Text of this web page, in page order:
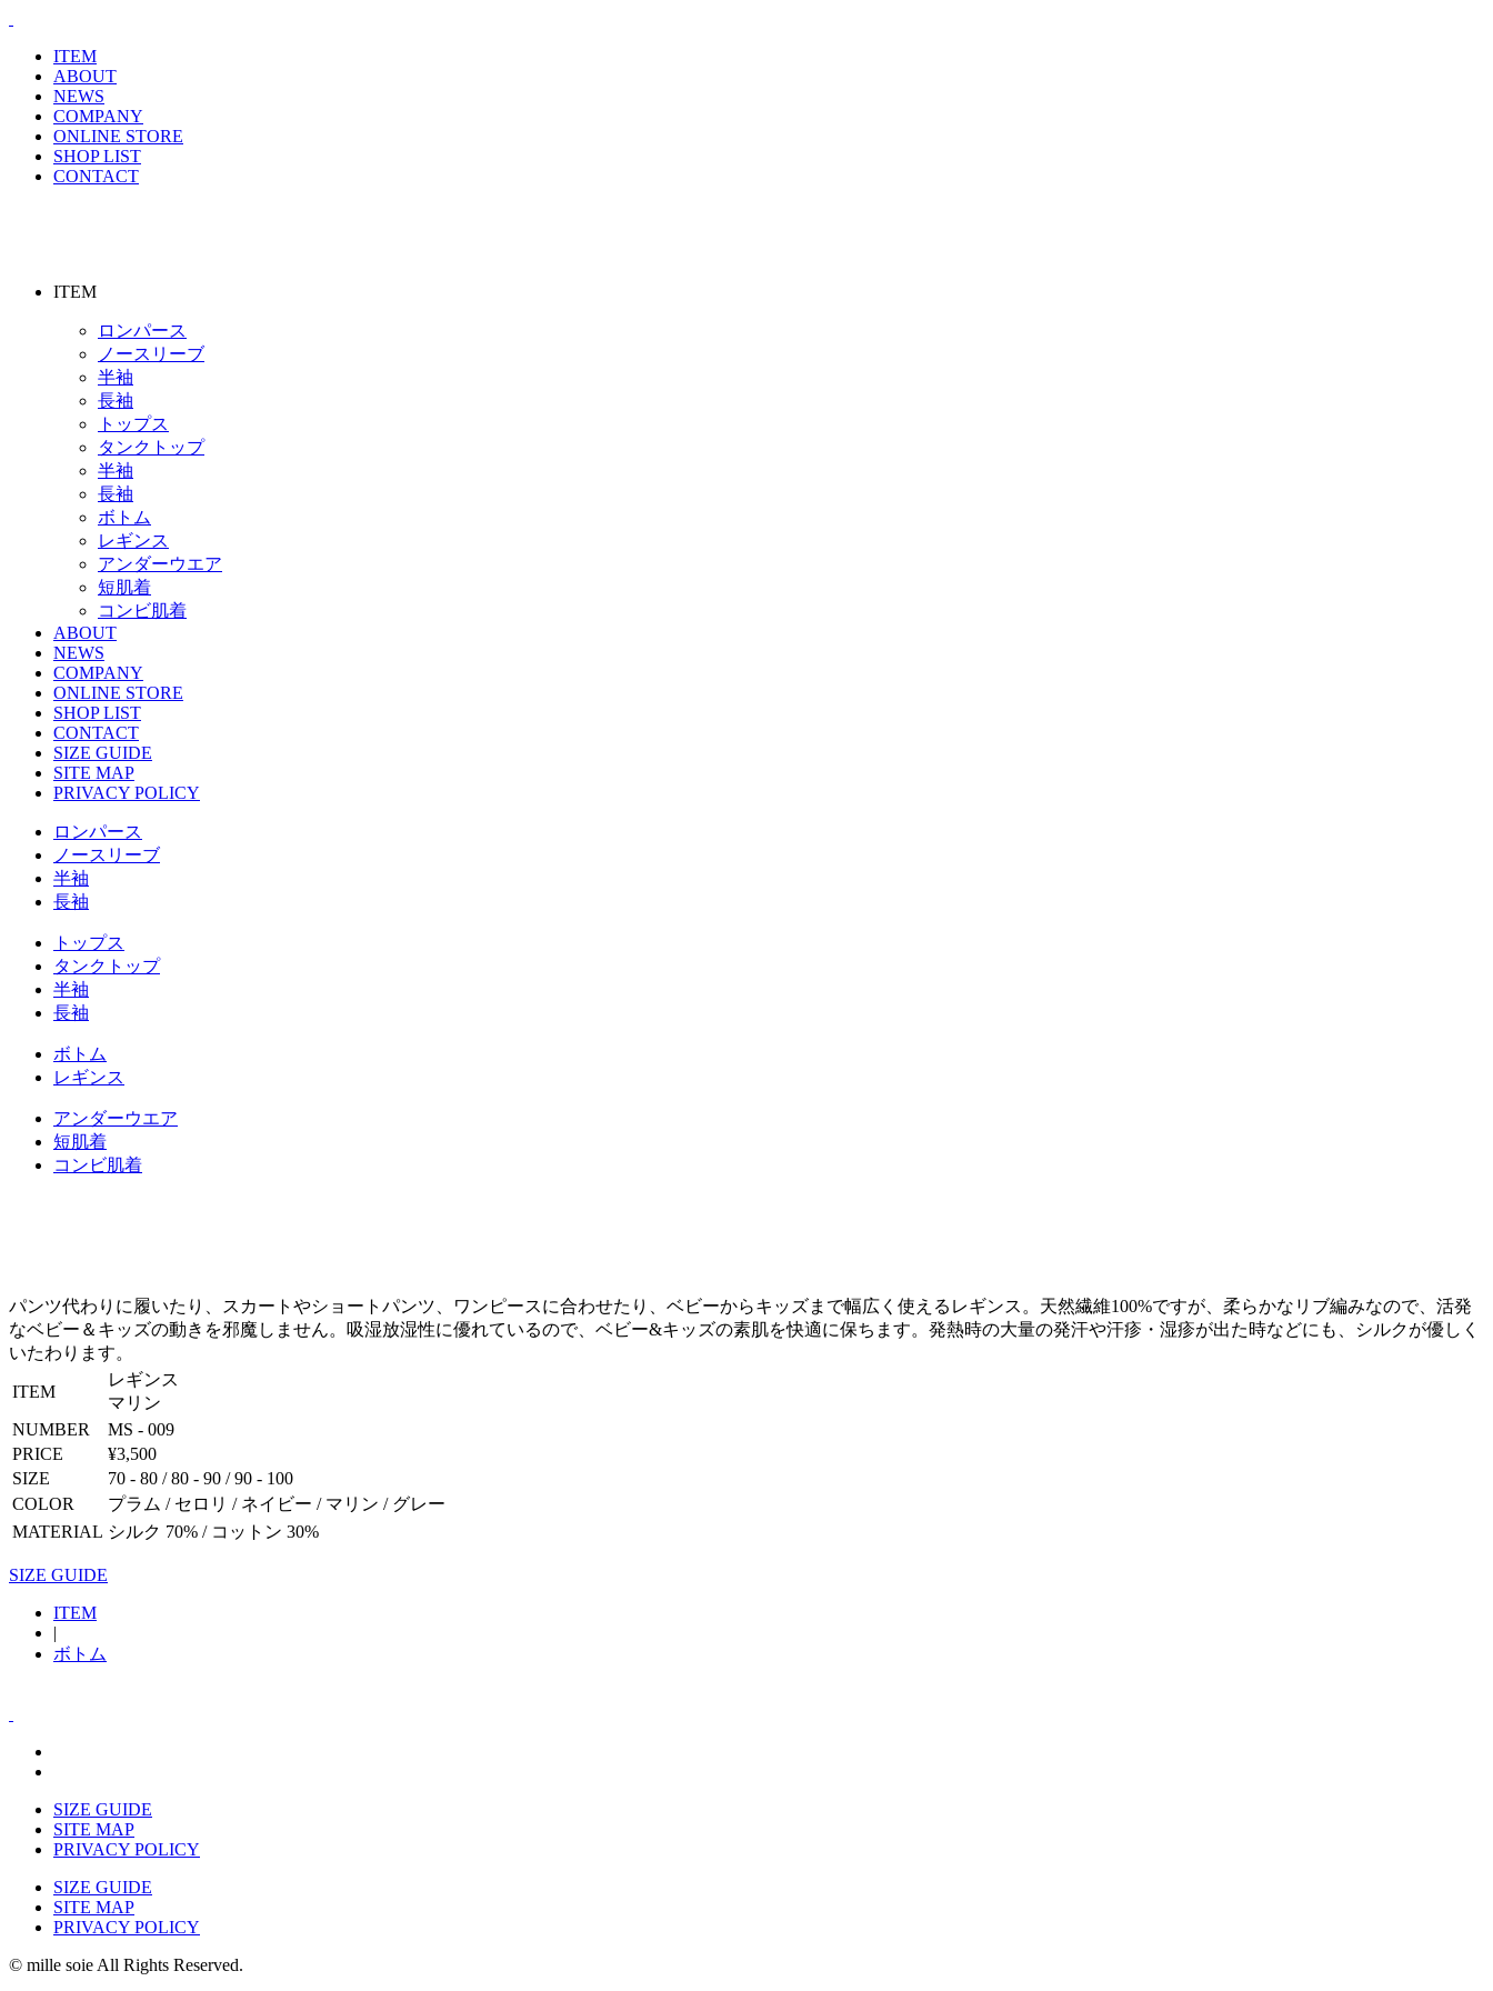
ITEM
ABOUT
NEWS
COMPANY
ONLINE STORE
SHOP LIST
CONTACT
ITEM
ロンパース
ノースリーブ
半袖
⻑袖
トップス
タンクトップ
半袖
⻑袖
ボトム
レギンス
アンダーウエア
短肌着
コンビ肌着
ABOUT
NEWS
COMPANY
ONLINE STORE
SHOP LIST
CONTACT
SIZE GUIDE
SITE MAP
PRIVACY POLICY
ロンパース
ノースリーブ
半袖
⻑袖
トップス
タンクトップ
半袖
⻑袖
ボトム
レギンス
アンダーウエア
短肌着
コンビ肌着
パンツ代わりに履いたり、スカートやショートパンツ、ワンピースに合わせたり、ベビーからキッズまで幅広く使えるレギンス。天然繊維100%ですが、柔らかなリブ編みなので、活発
なベビー＆キッズの動きを邪魔しません。吸湿放湿性に優れているので、ベビー&キッズの素肌を快適に保ちます。発熱時の大量の発汗や汗疹・湿疹が出た時などにも、シルクが優しく
いたわります。
ITEM
レギンス
マリン
NUMBER
MS - 009
PRICE
¥3,500
SIZE
70 - 80 / 80 - 90 / 90 - 100
COLOR
プラム / セロリ / ネイビー / マリン / グレー
MATERIAL シルク 70% / コットン 30%
SIZE GUIDE
ITEM
|
ボトム
SIZE GUIDE
SITE MAP
PRIVACY POLICY
SIZE GUIDE
SITE MAP
PRIVACY POLICY
©︎ mille soie All Rights Reserved.